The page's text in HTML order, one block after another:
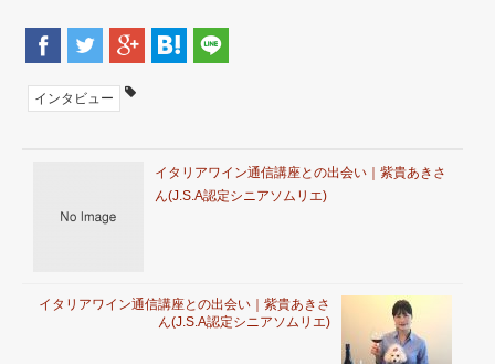
インタビュー
イタリアワイン通信講座との出会い｜紫貴あきさ
ん(J.S.A認定シニアソムリエ)
イタリアワイン通信講座との出会い｜紫貴あきさ
ん(J.S.A認定シニアソムリエ)